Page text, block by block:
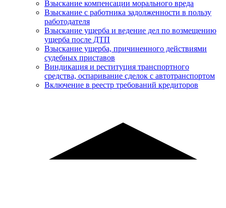
Взыскание компенсации морального вреда
Взыскание с работника задолженности в пользу
работодателя
Взыскание ущерба и ведение дел по возмещению
ущерба после ДТП
Взыскание ущерба, причиненного действиями
судебных приставов
Виндикация и реституция транспортного
средства, оспаривание сделок с автотранспортом
Включение в реестр требований кредиторов